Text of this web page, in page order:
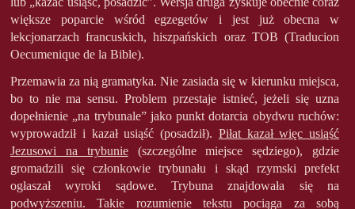
większe poparcie wśród egzegetów i jest już obecna w
lekcjonarzach francuskich, hiszpańskich oraz TOB (Traducion
Oecumenique de la Bible).
Przemawia za nią gramatyka. Nie zasiada się w kierunku miejsca,
bo to nie ma sensu. Problem przestaje istnieć, jeżeli się uzna
dopełnienie „na trybunale” jako punkt dotarcia obydwu ruchów:
wyprowadził i kazał usiąść (posadził). Piłat kazał więc usiąść
Jezusowi na trybunie(szczególne miejsce sędziego), gdzie
gromadzili się członkowie trybunału i skąd rzymski prefekt
ogłaszał wyroki sądowe. Trybuna znajdowała się na
podwyższeniu. Takie rozumienie tekstu pociąga za sobą